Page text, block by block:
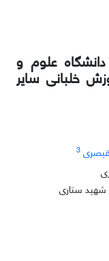
علوم و
خلبانی سایر
3
ستاری